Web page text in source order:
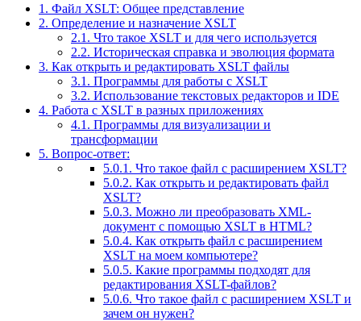
1. Файл XSLT: Общее представление
2. Определение и назначение XSLT
2.1. Что такое XSLT и для чего используется
2.2. Историческая справка и эволюция формата
3. Как открыть и редактировать XSLT файлы
3.1. Программы для работы с XSLT
3.2. Использование текстовых редакторов и IDE
4. Работа с XSLT в разных приложениях
4.1. Программы для визуализации и
трансформации
5. Вопрос-ответ:
5.0.1. Что такое файл с расширением XSLT?
5.0.2. Как открыть и редактировать файл
XSLT?
5.0.3. Можно ли преобразовать XML-
документ с помощью XSLT в HTML?
5.0.4. Как открыть файл с расширением
XSLT на моем компьютере?
5.0.5. Какие программы подходят для
редактирования XSLT-файлов?
5.0.6. Что такое файл с расширением XSLT и
зачем он нужен?